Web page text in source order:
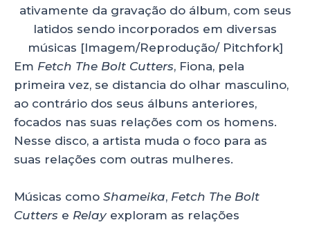
ativamente da gravação do álbum, com seus
latidos sendo incorporados em diversas
músicas [Imagem/Reprodução/ Pitchfork]
Em Fetch The Bolt Cutters, Fiona, pela
primeira vez, se distancia do olhar masculino,
ao contrário dos seus álbuns anteriores,
focados nas suas relações com os homens.
Nesse disco, a artista muda o foco para as
suas relações com outras mulheres.
Músicas como Shameika, Fetch The Bolt
Cutters e Relay exploram as relações